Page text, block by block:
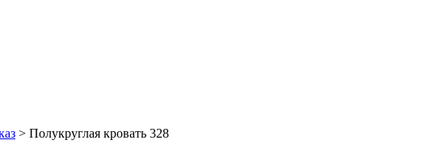
> Полукруглая кровать 328